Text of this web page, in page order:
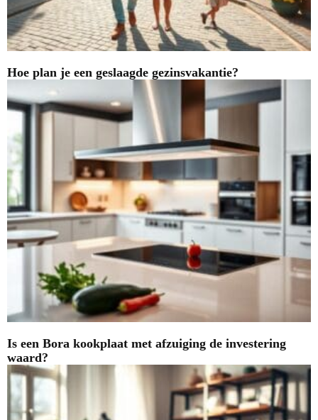
Hoe plan je een geslaagde gezinsvakantie?
Is een Bora kookplaat met afzuiging de investering
waard?